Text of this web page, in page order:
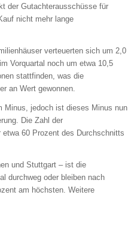
der Gutachterausschüsse für
nicht mehr lange
verteuerten sich um 2,0
Vorquartal noch um etwa 10,5
stattfinden, was die
an Wert gewonnen.
Minus, jedoch ist dieses Minus nun
Die Zahl der
60 Prozent des Durchschnitts
und Stuttgart – ist die
durchweg oder bleiben nach
am höchsten. Weitere